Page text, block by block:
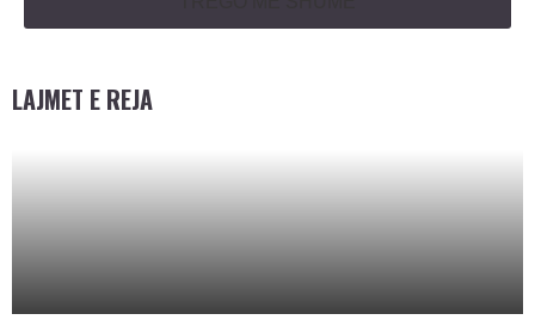
LAJMET E REJA